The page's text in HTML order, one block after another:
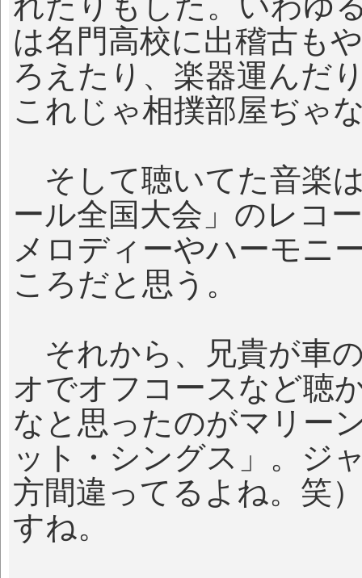
は名門高校に出稽古も
ろえたり、楽器運んだ
これじゃ相撲部屋ぢゃ
そして聴いてた音楽
ール全国大会」のレコ
メロディーやハーモニ
ころだと思う。
それから、兄貴が車
オでオフコースなど聴
なと思ったのがマリー
ット・シングス」。ジ
方間違ってるよね。笑
すね。